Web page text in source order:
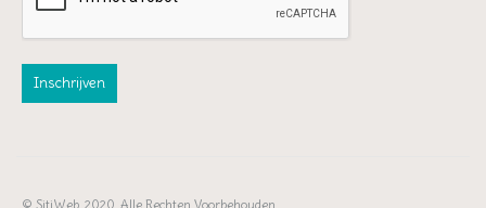
© SitiWeb, 2020. Alle Rechten Voorbehouden.